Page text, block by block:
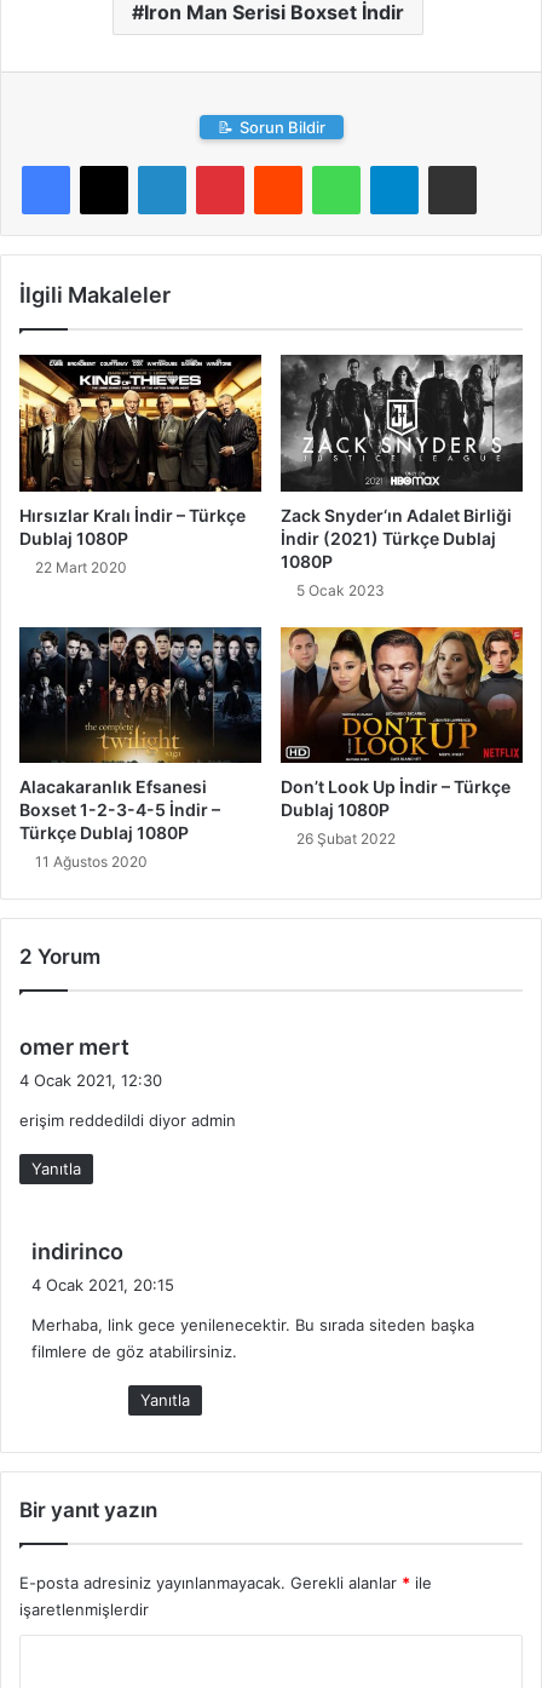
Iron Man Serisi Boxset İndir
📝 Sorun Bildir
LinkedInPinterestReddit WhatsAppTelegramE-Posta ile paylaş
İlgili Makaleler
Hırsızlar Kralı İndir – Türkçe
Dublaj 1080P
22 Mart 2020
Zack Snyder‘ın Adalet Birliği
İndir (2021) Türkçe Dublaj
1080P
5 Ocak 2023
Alacakaranlık Efsanesi
Boxset 1-2-3-4-5 İndir –
Türkçe Dublaj 1080P
11 Ağustos 2020
Don’t Look Up İndir – Türkçe
Dublaj 1080P
26 Şubat 2022
2 Yorum
omer mert
e
i
4 Ocak 2021, 12:30
erişim reddedildi diyor admin
Yanıtla
indirinco
i
k
4 Ocak 2021, 20:15
Merhaba, link gece yenilenecektir. Bu sırada siteden başka
filmlere de göz atabilirsiniz.
Yanıtla
Bir yanıt yazın
E-posta adresiniz yayınlanmayacak. Gerekli alanlar * ile
işaretlenmişlerdir